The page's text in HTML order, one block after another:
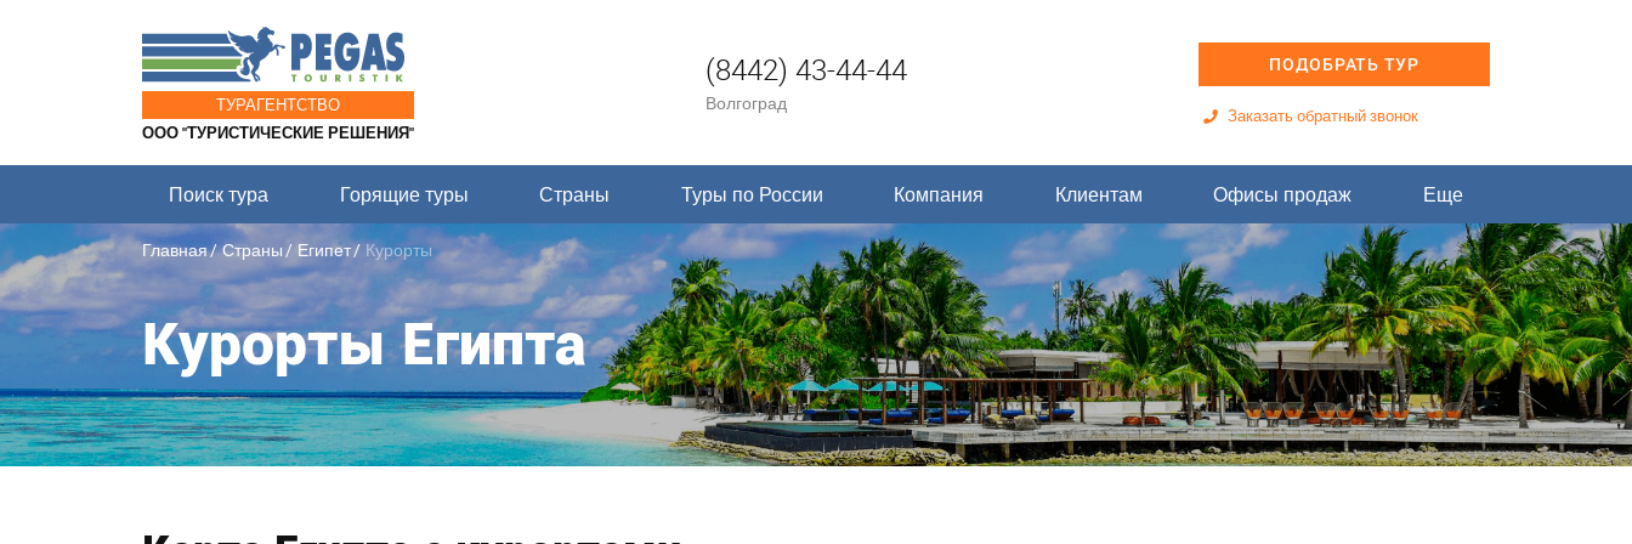
ТУРАГЕНТСТВО
ООО "ТУРИСТИЧЕСКИЕ РЕШЕНИЯ"
(8442) 43-44-44
Волгоград
ПОДОБРАТЬ ТУР
Заказать обратный звонок
Поиск тура Горящие туры Страны Туры по России Компания Клиентам Офисы продаж Еще
Главная Страны Египет Курорты
Курорты Египта